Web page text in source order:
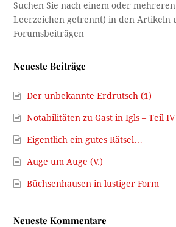
Neueste Beiträge
Der unbekannte Erdrutsch (1)
Notabilitäten zu Gast in Igls – Teil IV
Eigentlich ein gutes Rätsel…
Auge um Auge (V.)
Büchsenhausen in lustiger Form
Neueste Kommentare